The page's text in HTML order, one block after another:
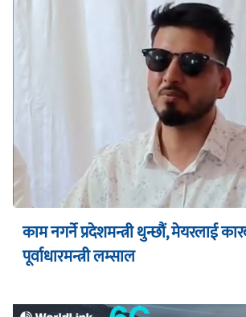
काम नगर्ने प्रदेशमन्त्री थुन्छौं, मेयरलाई
पूर्वाधारमन्त्री लम्साल